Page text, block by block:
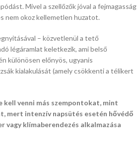
Mivel a szellőzők jóval a fejmagasság
nem okoz kellemetlen huzatot.
– közvetlenül a tető
légáramlat keletkezik, ami belső
különösen előnyös, ugyanis
kialakulását (amely csökkenti a télikert
kell venni más szempontokat, mint
mert intenzív napsütés esetén hővédő
vagy klímaberendezés alkalmazása